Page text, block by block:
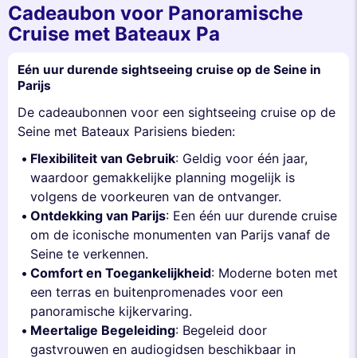
Cadeaubon voor Panoramische
Cruise met Bateaux Pa
Eén uur durende sightseeing cruise op de Seine in
Parijs
De cadeaubonnen voor een sightseeing cruise op de
Seine met Bateaux Parisiens bieden:
Flexibiliteit van Gebruik: Geldig voor één jaar,
waardoor gemakkelijke planning mogelijk is
volgens de voorkeuren van de ontvanger.
Ontdekking van Parijs: Een één uur durende cruise
om de iconische monumenten van Parijs vanaf de
Seine te verkennen.
Comfort en Toegankelijkheid: Moderne boten met
een terras en buitenpromenades voor een
panoramische kijkervaring.
Meertalige Begeleiding: Begeleid door
gastvrouwen en audiogidsen beschikbaar in